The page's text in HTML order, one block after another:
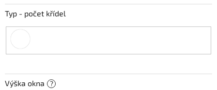
Typ - počet křídel
Výška okna ?